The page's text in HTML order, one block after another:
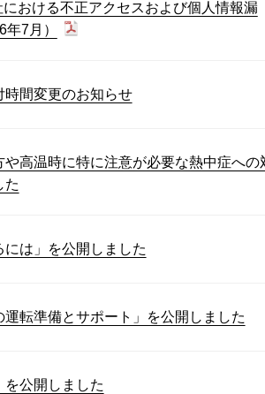
おける不正アクセスおよび個人情報漏
7月）
時間変更のお知らせ
高温時に特に注意が必要な熱中症への
た
は」を公開しました
転準備とサポート」を公開しました
を公開しました